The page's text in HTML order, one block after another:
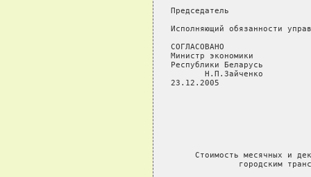
Председатель
Исполняющий обязанности
СОГЛАСОВАНО
Министр экономики
Республики Беларусь
       Н.П.Зайченко
23.12.2005
Стоимость месячных и
городским